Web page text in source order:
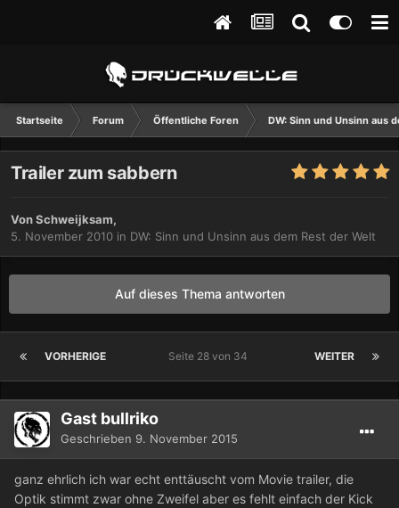
Startseite Forum Öffentliche Foren DW: Sinn und Unsinn aus
Trailer zum sabbern
VonSchweijksam,
5. November 2010 in DW: Sinn und Unsinn aus dem Rest der Welt
Auf dieses Thema antworten
VORHERIGE WEITER
Seite 28 von 34
Gast bullriko
Geschrieben 9. November 2015
ganz ehrlich ich war echt enttäuscht vom Movie trailer, die
Optik stimmt zwar ohne Zweifel aber es fehlt einfach der Kick